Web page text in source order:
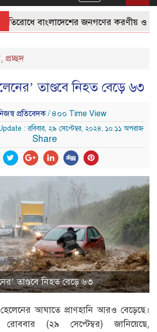
navigation
বাংলাদেশের জনগণের করণীয় ও এর
, প্রচ্ছদ
তাণ্ডবে নিহত বেড়ে ৬৩
প্রতিবেদক/ ৪০০ Time View
: রবিবার, ২৯ সেপ্টেম্বর, ২০২৪, ১০:১১ অপরাহ্ন
Share
তাণ্ডবে নিহত বেড়ে ৬৩
হেলেনের আঘাতে প্রাণহানি আরও বেড়েছে।
রোববার (২৯ সেপ্টেম্বর) জানিয়েছে,